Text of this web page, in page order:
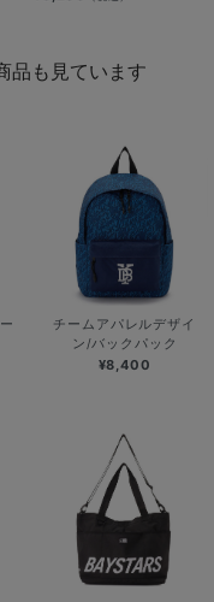
品も見ています
チームアパレルデザイ
ン/バックパック
¥8,400